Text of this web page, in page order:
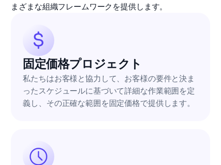
まざまな組織フレームワークを提供します。
固定価格プロジェクト
私たちはお客様と協力して、お客様の要件と決ま
ったスケジュールに基づいて詳細な作業範囲を定
義し、その正確な範囲を固定価格で提供します。